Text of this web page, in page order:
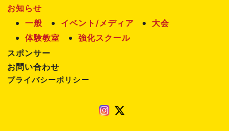
お知らせ
一般
イベント/メディア
大会
体験教室
強化スクール
スポンサー
お問い合わせ
プライバシーポリシー